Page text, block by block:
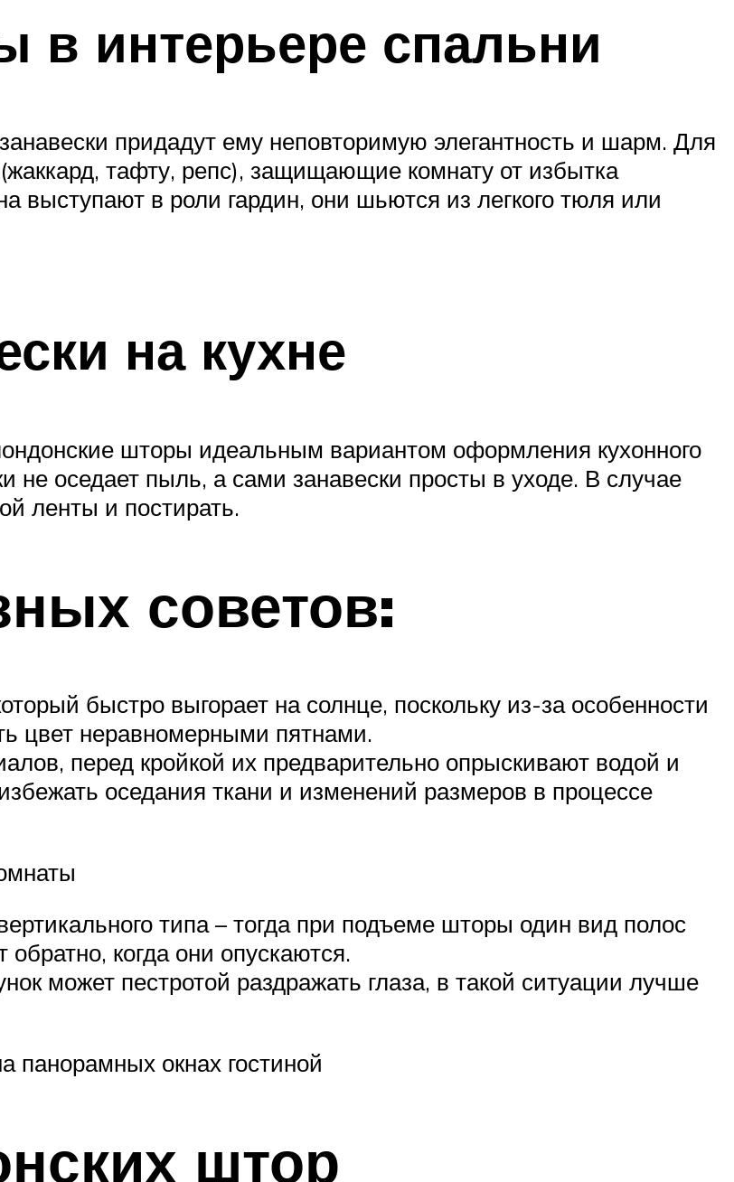
в интерьере спальни
придадут ему неповторимую элегантность и шарм. Для
тафту, репс), защищающие комнату от избытка
выступают в роли гардин, они шьются из легкого тюля или
на кухне
шторы идеальным вариантом оформления кухонного
не оседает пыль, а сами занавески просты в уходе. В случае
ленты и постирать.
советов:
быстро выгорает на солнце, поскольку из-за особенности
цвет неравномерными пятнами.
перед кройкой их предварительно опрыскивают водой и
оседания ткани и изменений размеров в процессе
типа – тогда при подъеме шторы один вид полос
когда они опускаются.
может пестротой раздражать глаза, в такой ситуации лучше
панорамных окнах гостиной
штор